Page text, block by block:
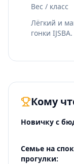
Вес / класс
Лёгкий и
гонки IJSBA.
Кому
Новичку с
Семье на
прогулки: